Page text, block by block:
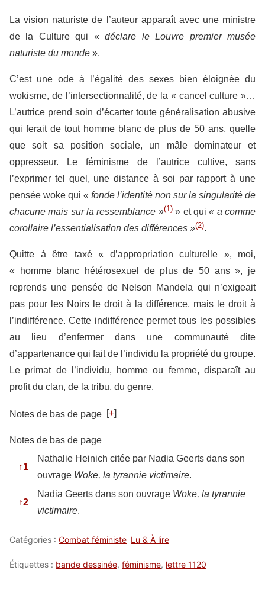
La vision naturiste de l’auteur apparaît avec une ministre
de la Culture qui «déclare le Louvre premier musée
naturiste du monde ».
C’est une ode à l’égalité des sexes bien éloignée du
wokisme, de l’intersectionnalité, de la « cancel culture »…
L’autrice prend soin d’écarter toute généralisation abusive
qui ferait de tout homme blanc de plus de 50 ans, quelle
que soit sa position sociale, un mâle dominateur et
oppresseur. Le féminisme de l’autrice cultive, sans
l’exprimer tel quel, une distance à soi par rapport à une
pensée woke qui « fonde l’identité non sur la singularité de
chacune mais sur la ressemblance »(1)» et qui« a comme
corollaire l’essentialisation des différences »(2).
Quitte à être taxé « d’appropriation culturelle », moi,
« homme blanc hétérosexuel de plus de 50 ans », je
reprends une pensée de Nelson Mandela qui n’exigeait
pas pour les Noirs le droit à la différence, mais le droit à
l’indifférence. Cette indifférence permet tous les possibles
au lieu d’enfermer dans une communauté dite
d’appartenance qui fait de l’individu la propriété du groupe.
Le primat de l’individu, homme ou femme, disparaît au
profit du clan, de la tribu, du genre.
Notes de bas de page [+]
Notes de bas de page
↑1
Nathalie Heinich citée par Nadia Geerts dans son
ouvrage Woke, la tyrannie victimaire.
↑2
Nadia Geerts dans son ouvrage Woke, la tyrannie
victimaire.
Catégories : Combat féministe Lu & À lire
Étiquettes : bande dessinée, féminisme, lettre 1120